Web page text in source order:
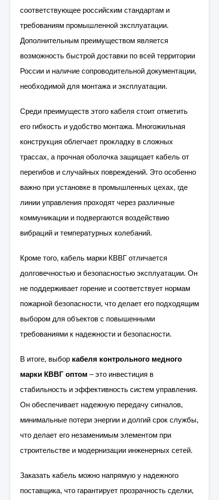
соответствующее российским стандартам и
требованиям промышленной эксплуатации.
Дополнительным преимуществом является
возможность быстрой доставки по всей территории
России и наличие сопроводительной документации,
необходимой для монтажа и эксплуатации.
Среди преимуществ этого кабеля стоит отметить
его гибкость и удобство монтажа. Многожильная
конструкция облегчает прокладку в сложных
трассах, а прочная оболочка защищает кабель от
перегибов и случайных повреждений. Это особенно
важно при установке в промышленных цехах, где
линии управления проходят через различные
коммуникации и подвергаются воздействию
вибраций и температурных колебаний.
Кроме того, кабель марки КВВГ отличается
долговечностью и безопасностью эксплуатации. Он
не поддерживает горение и соответствует нормам
пожарной безопасности, что делает его подходящим
выбором для объектов с повышенными
требованиями к надежности и безопасности.
В итоге, выбор кабеля контрольного медного
марки КВВГ оптом – это инвестиция в
стабильность и эффективность систем управления.
Он обеспечивает надежную передачу сигналов,
минимальные потери энергии и долгий срок службы,
что делает его незаменимым элементом при
строительстве и модернизации инженерных сетей.
Заказать кабель можно напрямую у надежного
поставщика, что гарантирует прозрачность сделки,